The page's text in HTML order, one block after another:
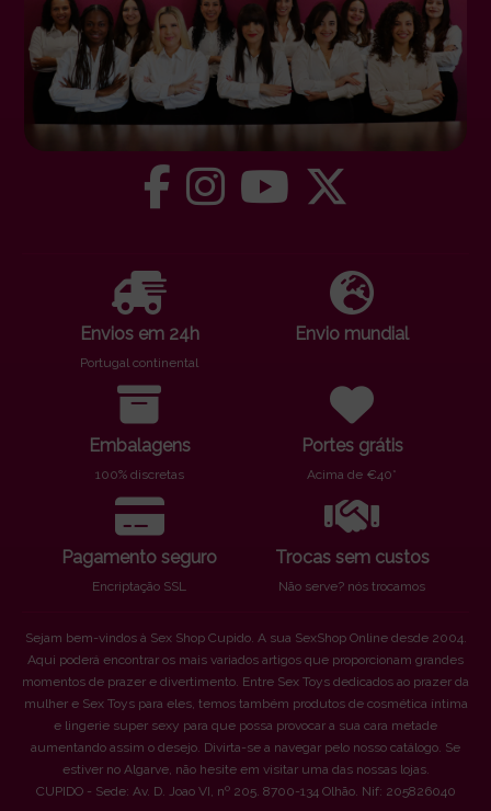
Envios em 24h
Portugal continental
Envio mundial
Embalagens
100% discretas
Portes grátis
Acima de €40*
Pagamento seguro
Encriptação SSL
Trocas sem custos
Não serve? nós trocamos
Sejam bem-vindos à Sex Shop Cupido. A sua SexShop Online desde 2004.
Aqui poderá encontrar os mais variados artigos que proporcionam grandes
momentos de prazer e divertimento. Entre Sex Toys dedicados ao prazer da
mulher e Sex Toys para eles, temos também produtos de cosmética íntima
e lingerie super sexy para que possa provocar a sua cara metade
aumentando assim o desejo. Divirta-se a navegar pelo nosso catálogo. Se
estiver no Algarve, não hesite em visitar uma das nossas lojas.
CUPIDO - Sede: Av. D. Joao VI, nº 205. 8700-134 Olhão. Nif: 205826040